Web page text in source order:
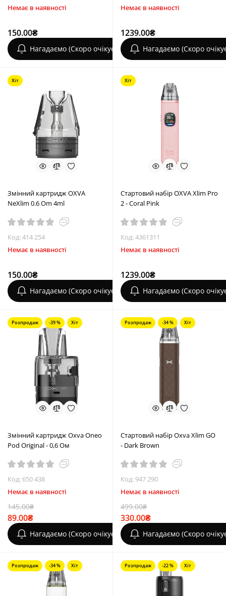
Немає в наявності
150.00₴
Нагадаємо (Скоро очікується)
Немає в наявності
1239.00₴
Нагадаємо (Скоро
Хіт
Змінний картридж OXVA
NeXlim 0.6 Om 4ml
Код: 414 254
Немає в наявності
150.00₴
Нагадаємо (Скоро очікується)
Хіт
Стартовий набір OXVA Xlim Pro
2 - Coral Pink
Код: 4361311
Немає в наявності
1239.00₴
Нагадаємо (Скоро
Розпродаж -39 % Хіт
Змінний картридж Oxva Oneo
Pod Original - 0,6 Ом
Код: 650 438
Немає в наявності
145.00₴
89.00₴
Нагадаємо (Скоро очікується)
Розпродаж -34 % Хіт
Стартовий набір Oxva Xlim GO
- Dark Brown
Код: 947 290
Немає в наявності
499.00₴
330.00₴
Нагадаємо (Скоро
Розпродаж -34 % Хіт Розпродаж -22 % Хіт